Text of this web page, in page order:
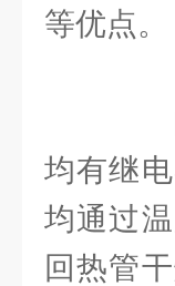
等优点。
自
均有继
均通过
回热管